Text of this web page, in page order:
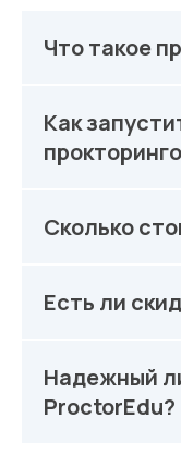
Что такое
Как
Сколько
Есть ли
Надежный
ProctorEdu?